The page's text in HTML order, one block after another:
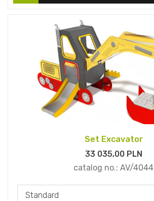
Set Excavator
33 035,00PLN
catalog no.: AV/4044
Standard